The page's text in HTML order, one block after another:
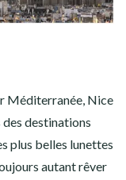
Méditerranée, Nice
destinations
plus belles lunettes
autant rêver